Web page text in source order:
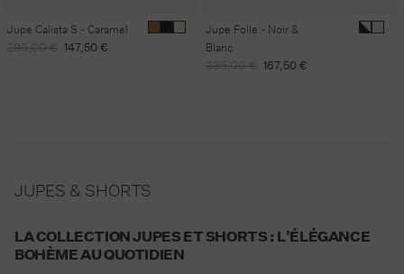
Jupe Calista S - Caramel
Prix
295,00 € Prix
147,50 €
Jupe Folle - Noir &
Blanc
Prix
335,00 € Prix
167,50 €
JUPES & SHORTS
LA COLLECTION JUPES ET SHORTS : L'ÉLÉGANCE
BOHÈME AU QUOTIDIEN